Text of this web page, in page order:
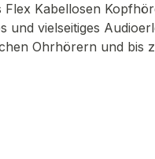
Flex Kabellosen
und vielseitiges
Ohrhörern und bis